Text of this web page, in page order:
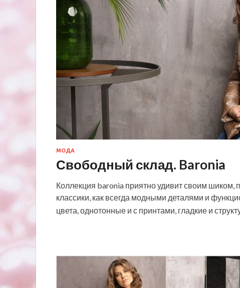
МОДА
Свободный склад. Baronia
Коллекция baronia приятно удивит своим шиком,
классики, как всегда модными деталями
цвета, однотонные и с принтами, гладкие и